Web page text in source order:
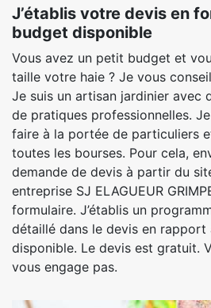
J’établis votre devis en
budget disponible
Vous avez un petit budget et
taille votre haie ? Je vous
Je suis un artisan jardinier avec
de pratiques professionnelles.
faire à la portée de particuliers
toutes les bourses. Pour cela,
demande de devis à partir du
entreprise SJ ELAGUEUR
formulaire. J’établis un
détaillé dans le devis en
disponible. Le devis est gratuit.
vous engage pas.